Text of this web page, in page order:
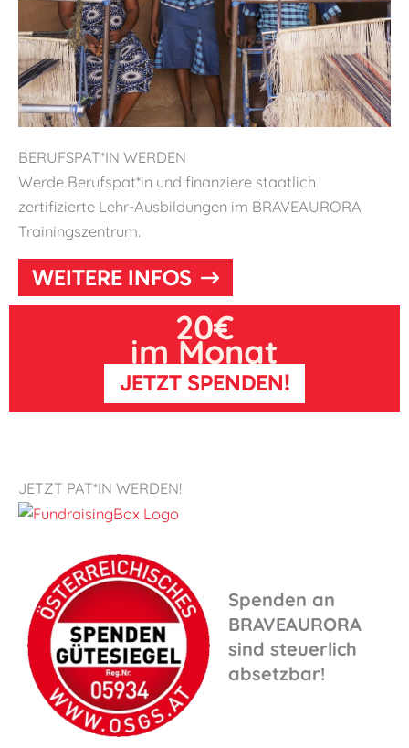
BERUFSPAT*IN WERDEN
Werde Berufspat*in und finanziere staatlich
zertifizierte Lehr-Ausbildungen im BRAVEAURORA
Trainingszentrum.
WEITERE INFOS
20€
im Monat
JETZT SPENDEN!
JETZT PAT*IN WERDEN!
Spenden an
BRAVEAURORA
sind steuerlich
absetzbar!